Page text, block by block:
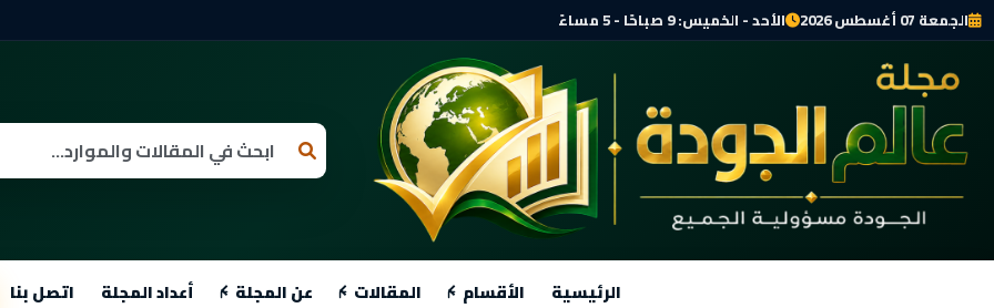
الجمعة 07 أغسطس 2026 الأحد - الخميس: 9 صباحًا - 5 مساءً
الرئيسية الأقسام المقالات عن المجلة أعداد المجلة اتصل بنا